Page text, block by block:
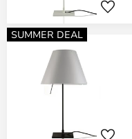
SUMMER DEAL